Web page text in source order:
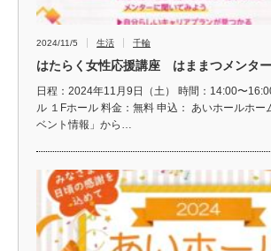
2024/11/5 生活 千輪
はたらく女性応援講座 はままつメンタ
日程：2024年11月9日（土） 時間：14:00〜
ル １Fホール 料金：無料 申込： あいホールホー
ベント情報」から…